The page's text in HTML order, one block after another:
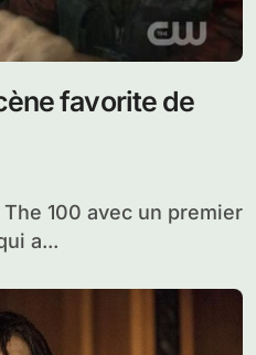
favorite de
a...